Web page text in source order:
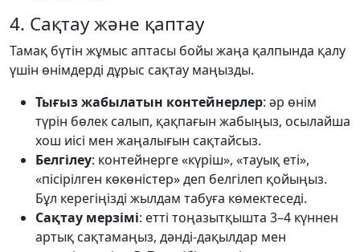
4. Сақтау және қаптау
Тамақ бүтін жұмыс аптасы бойы жаңа қалпында қалу
үшін өнімдерді дұрыс сақтау маңызды.
Тығыз жабылатын контейнерлер: әр өнім
түрін бөлек салып, қақпағын жабыңыз, осылайша
хош иісі мен жаңалығын сақтайсыз.
Белгілеу: контейнерге «күріш», «тауық еті»,
«пісірілген көкөністер» деп белгілеп қойыңыз.
Бұл керегіңізді жылдам табуға көмектеседі.
Сақтау мерзімі: етті тоңазытқышта 3–4 күннен
артық сақтамаңыз, дәнді-дақылдар мен